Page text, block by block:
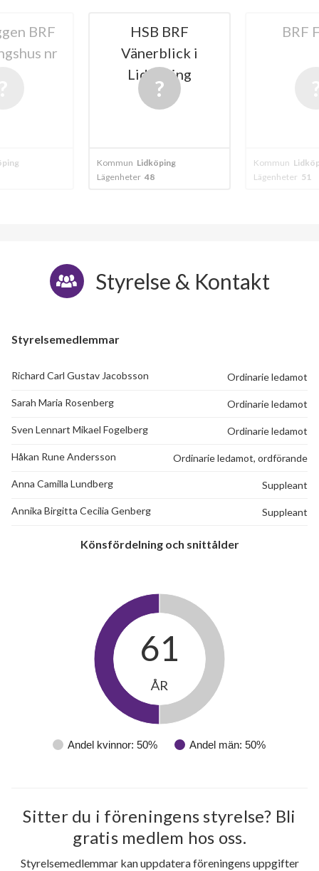
8
lägenheter
BRF
nr
HSB BRF
Vänerblick i
Lidköping
Kommun Lidköping
Lägenheter 48
BRF
Kommun
Lägenheter 51
Styrelse & Kontakt
Styrelsemedlemmar
Richard Carl Gustav Jacobsson Ordinarie ledamot
Sarah Maria Rosenberg Ordinarie ledamot
Sven Lennart Mikael Fogelberg Ordinarie ledamot
Håkan Rune Andersson Ordinarie ledamot, ordförande
Anna Camilla Lundberg Suppleant
Annika Birgitta Cecilia Genberg Suppleant
Könsfördelning och snittålder
Andel kvinnor: 50% Andel män: 50%
61
ÅR
Sitter du i föreningens styrelse? Bli
gratis medlem hos oss.
Styrelsemedlemmar kan uppdatera föreningens uppgifter